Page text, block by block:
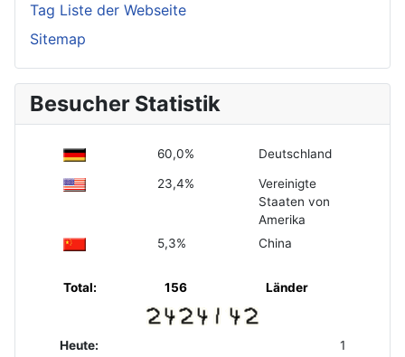
Tag Liste der Webseite
Sitemap
Besucher Statistik
60,0% Deutschland
23,4%
Vereinigte
Staaten von
Amerika
5,3%
China
Total: 156 Länder
Heute: 1